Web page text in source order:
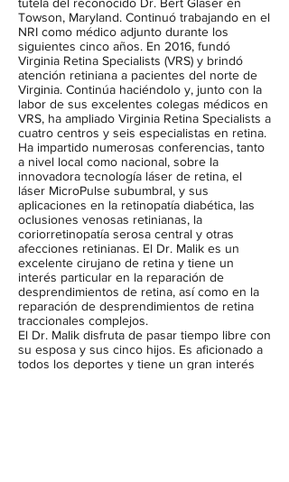
Towson, Maryland. Continuó trabajando en el
NRI como médico adjunto durante los
siguientes cinco años. En 2016, fundó
Virginia Retina Specialists (VRS) y brindó
atención retiniana a pacientes del norte de
Virginia. Continúa haciéndolo y, junto con la
labor de sus excelentes colegas médicos en
VRS, ha ampliado Virginia Retina Specialists a
cuatro centros y seis especialistas en retina.
Ha impartido numerosas conferencias, tanto
a nivel local como nacional, sobre la
innovadora tecnología láser de retina, el
láser MicroPulse subumbral, y sus
aplicaciones en la retinopatía diabética, las
oclusiones venosas retinianas, la
coriorretinopatía serosa central y otras
afecciones retinianas. El Dr. Malik es un
excelente cirujano de retina y tiene un
interés particular en la reparación de
desprendimientos de retina, así como en la
reparación de desprendimientos de retina
traccionales complejos.
El Dr. Malik disfruta de pasar tiempo libre con
su esposa y sus cinco hijos. Es aficionado a
todos los deportes y tiene un gran interés